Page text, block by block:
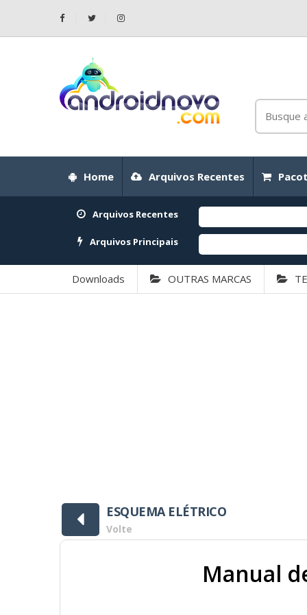
Home Arquivos Recentes
Arquivos Recentes
Arquivos Principais
Downloads OUTRAS MARCAS
ESQUEMA ELÉTRICO
Volte
Manual